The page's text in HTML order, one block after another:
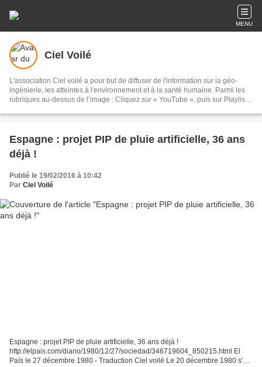
MENU
Ciel Voilé
L'association Ciel voilé a pour but de diffuser de l'information sur la géo-
ingénierie, les atteintes à l'environnement et à la santé humaine. Parmi les
rubriques au-dessus de l’image : Cliquez sur « YouTube », puis sur Playlists,
sur les chemtrails et la géo-ingénierie Cliquez sur « Articles scientifiques » :
pluie, sable, lichens, poils de bêtes, sang, air, filaments
Espagne : projet PIP de pluie artificielle, 36 ans
déjà !
Publié le 19/02/2016 à 10:42
Par Ciel Voilé
Espagne : projet PIP de pluie artificielle, 36 ans déjà !
http://elpais.com/diario/1980/12/27/sociedad/346719604_850215.html El
País le 27 décembre 1980 - Traduction Ciel voilé Le 20 décembre 1980 s'est